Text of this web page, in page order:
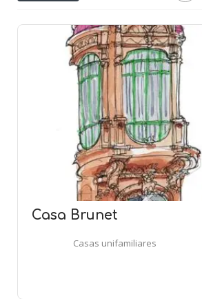
Casa Brunet
Casas unifamiliares